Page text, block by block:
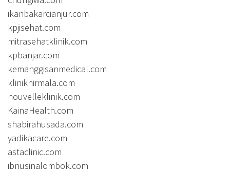
ikanbakarcianjur.com
kpjisehat.com
mitrasehatklinik.com
kpbanjar.com
kemanggisanmedical.com
kliniknirmala.com
nouvelleklinik.com
KainaHealth.com
shabirahusada.com
yadikacare.com
astaclinic.com
ibnusinalombok.com